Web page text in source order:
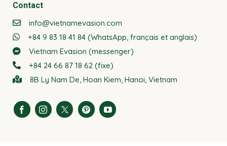
Contact
info@vietnamevasion.com
+84 9 83 18 41 84 (WhatsApp, français et anglais)
Vietnam Evasion (messenger)
+84 24 66 87 18 62 (fixe)
8B Ly Nam De, Hoan Kiem, Hanoi, Vietnam